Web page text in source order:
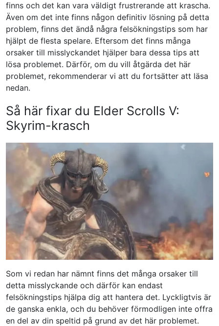
finns och det kan vara väldigt frustrerande att krascha.
Även om det inte finns någon definitiv lösning på detta
problem, finns det ändå några felsökningstips som har
hjälpt de flesta spelare. Eftersom det finns många
orsaker till misslyckandet hjälper bara dessa tips att
lösa problemet. Därför, om du vill åtgärda det här
problemet, rekommenderar vi att du fortsätter att läsa
nedan.
Så här fixar du Elder Scrolls V:
Skyrim-krasch
Som vi redan har nämnt finns det många orsaker till
detta misslyckande och därför kan endast
felsökningstips hjälpa dig att hantera det. Lyckligtvis är
de ganska enkla, och du behöver förmodligen inte offra
en del av din speltid på grund av det här problemet.